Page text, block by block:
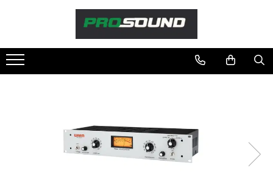
Sonorizare / PA
Amplificatoare Audio